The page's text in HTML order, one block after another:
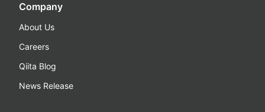
Company
About Us
Careers
Qiita Blog
News Release